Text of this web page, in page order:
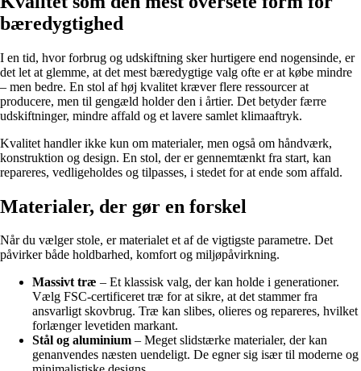
bæredygtighed
I en tid, hvor forbrug og udskiftning sker hurtigere end nogensinde, er
det let at glemme, at det mest bæredygtige valg ofte er at købe mindre
– men bedre. En stol af høj kvalitet kræver flere ressourcer at
producere, men til gengæld holder den i årtier. Det betyder færre
udskiftninger, mindre affald og et lavere samlet klimaaftryk.
Kvalitet handler ikke kun om materialer, men også om håndværk,
konstruktion og design. En stol, der er gennemtænkt fra start, kan
repareres, vedligeholdes og tilpasses, i stedet for at ende som affald.
Materialer, der gør en forskel
Når du vælger stole, er materialet et af de vigtigste parametre. Det
påvirker både holdbarhed, komfort og miljøpåvirkning.
Massivt træ – Et klassisk valg, der kan holde i generationer.
Vælg FSC-certificeret træ for at sikre, at det stammer fra
ansvarligt skovbrug. Træ kan slibes, olieres og repareres, hvilket
forlænger levetiden markant.
Stål og aluminium – Meget slidstærke materialer, der kan
genanvendes næsten uendeligt. De egner sig især til moderne og